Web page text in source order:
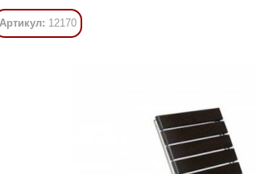
Артикул: 12170